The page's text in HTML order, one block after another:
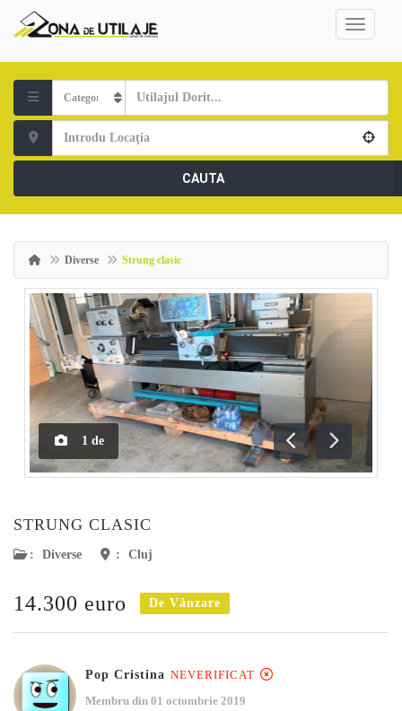
CAUTA
Diverse Strung clasic
1 de
Anterioară
STRUNG CLASIC
: Diverse : Cluj
14.300 euro De Vânzare
Pop Cristina NEVERIFICAT
Membru din 01 octombrie 2019